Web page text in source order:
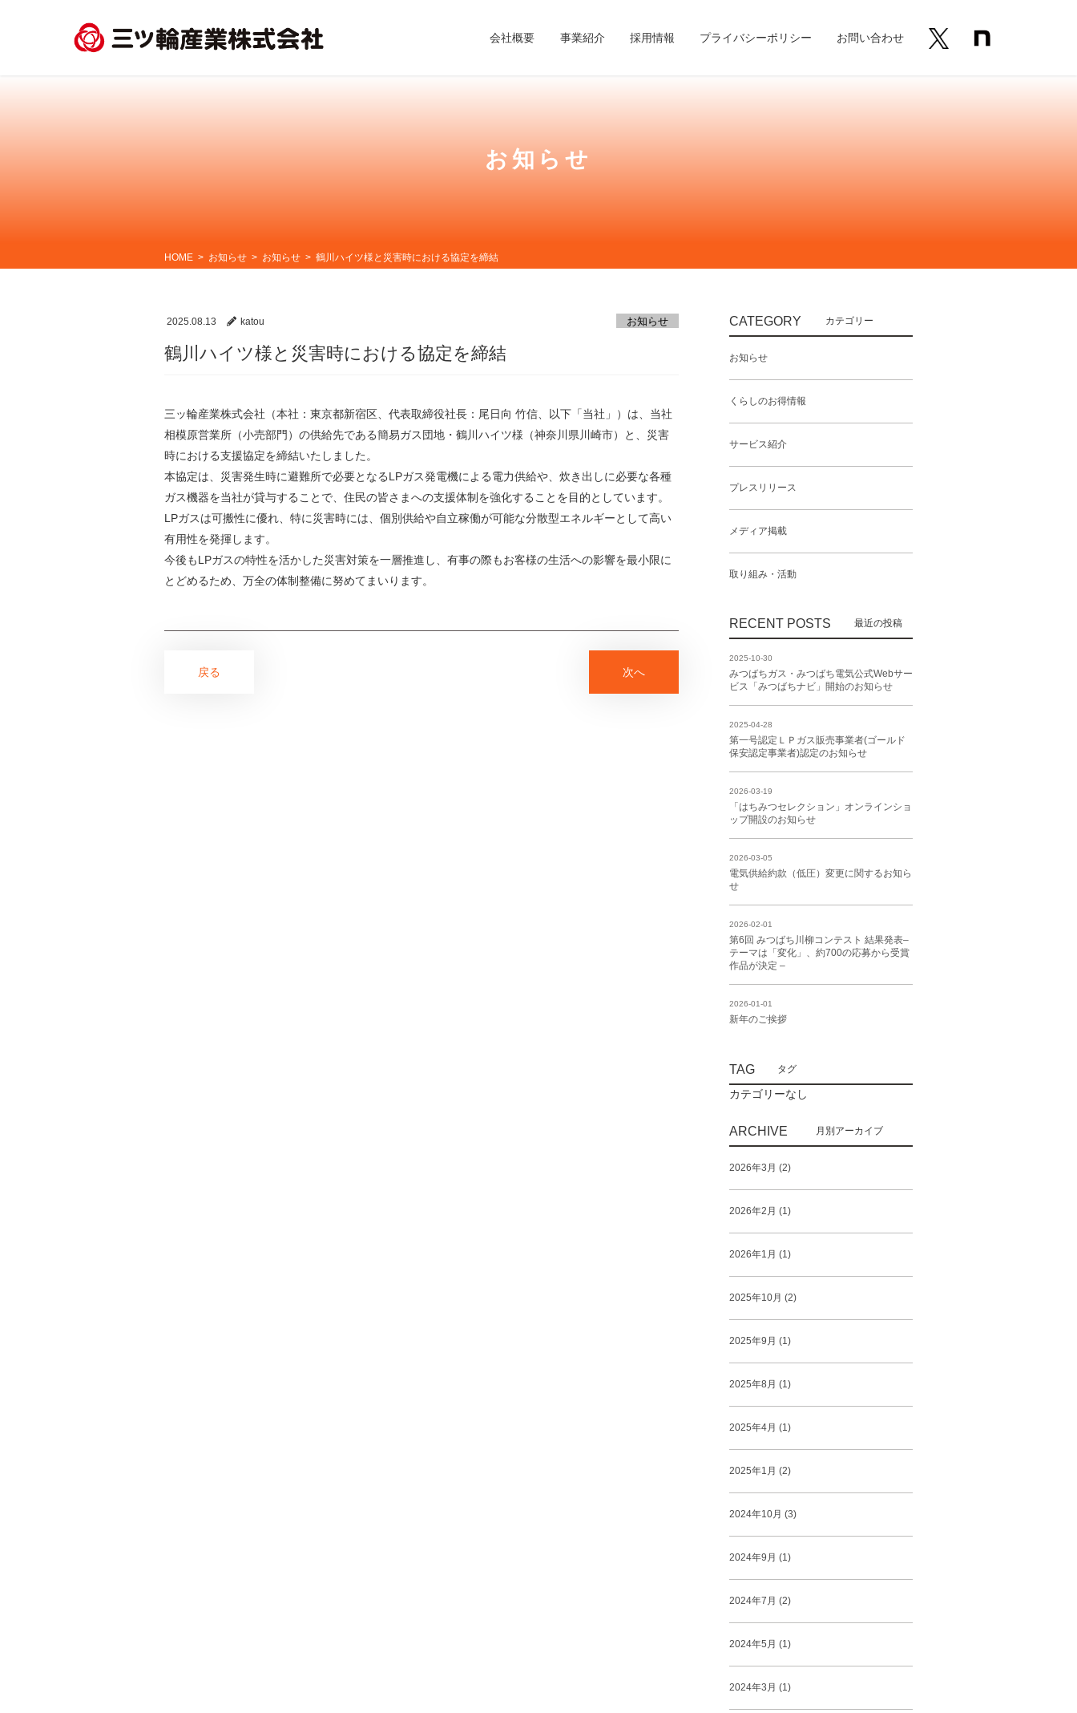
会社概要 事業紹介 採用情報 プライバシーポリシー お問い合わせ
お知らせ
HOME お知らせ お知らせ 鶴川ハイツ様と災害時における協定を締結
2025.08.13 katou お知らせ
鶴川ハイツ様と災害時における協定を締結
三ッ輪産業株式会社（本社：東京都新宿区、代表取締役社長：尾日向 竹信、以下「当社」）は、当社
相模原営業所（小売部門）の供給先である簡易ガス団地・鶴川ハイツ様（神奈川県川崎市）と、災害
時における支援協定を締結いたしました。
本協定は、災害発生時に避難所で必要となるLPガス発電機による電力供給や、炊き出しに必要な各種
ガス機器を当社が貸与することで、住民の皆さまへの支援体制を強化することを目的としています。
LPガスは可搬性に優れ、特に災害時には、個別供給や自立稼働が可能な分散型エネルギーとして高い
有用性を発揮します。
今後もLPガスの特性を活かした災害対策を一層推進し、有事の際もお客様の生活への影響を最小限に
とどめるため、万全の体制整備に努めてまいります。
戻る 次へ
CATEGORY
お知らせ
くらしのお得情報
サービス紹介
プレスリリース
メディア掲載
取り組み・活動
RECENT POSTS
2025-10-30
みつばちガス・みつばち電気公式Webサー
ビス「みつばちナビ」開始のお知らせ
2025-04-28
第一号認定ＬＰガス販売事業者(ゴールド
保安認定事業者)認定のお知らせ
2026-03-19
「はちみつセレクション」オンラインショ
ップ開設のお知らせ
2026-03-05
電気供給約款（低圧）変更に関するお知ら
せ
2026-02-01
第6回 みつばち川柳コンテスト 結果発表–
テーマは「変化」、約700の応募から受賞
作品が決定 –
2026-01-01
新年のご挨拶
TAG
カテゴリーなし
ARCHIVE
2026年3月 (2)
2026年2月 (1)
2026年1月 (1)
2025年10月 (2)
2025年9月 (1)
2025年8月 (1)
2025年4月 (1)
2025年1月 (2)
2024年10月 (3)
2024年9月 (1)
2024年7月 (2)
2024年5月 (1)
2024年3月 (1)